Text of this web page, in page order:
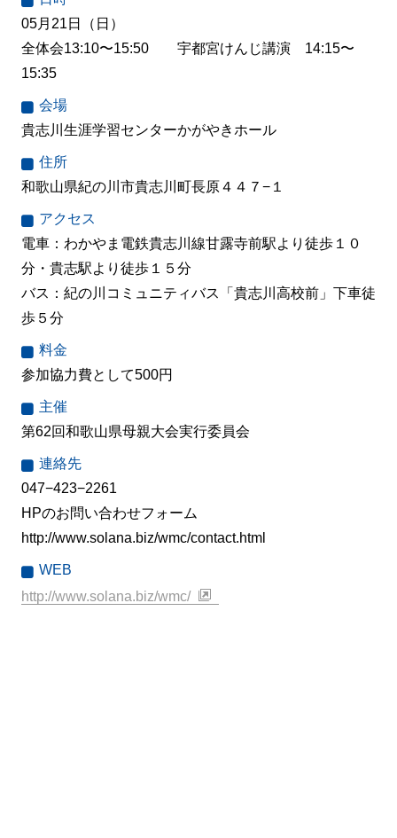
05月21日（日）
全体会13:10〜15:50 宇都宮けんじ講演 14:15〜
15:35
会場
貴志川生涯学習センターかがやきホール
住所
和歌山県紀の川市貴志川町長原４４７−１
アクセス
電車：わかやま電鉄貴志川線甘露寺前駅より徒歩１０
分・貴志駅より徒歩１５分
バス：紀の川コミュニティバス「貴志川高校前」下車徒
歩５分
料金
参加協力費として500円
主催
第62回和歌山県母親大会実行委員会
連絡先
047−423−2261
HPのお問い合わせフォーム
http://www.solana.biz/wmc/contact.html
WEB
http://www.solana.biz/wmc/